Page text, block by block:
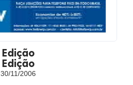
Edição
Edição
30/11/2006